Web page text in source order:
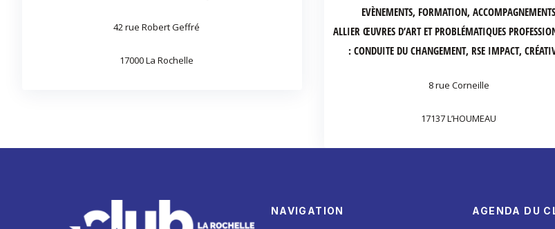
42 rue Robert Geffré
17000 La Rochelle
EVÈNEMENTS, FORMATION, ACCOMPAGNEMENTS
ALLIER ŒUVRES D’ART ET PROBLÉMATIQUES
: CONDUITE DU CHANGEMENT, RSE IMPACT,
8 rue Corneille
17137 L’HOUMEAU
NAVIGATION
AGENDA DU